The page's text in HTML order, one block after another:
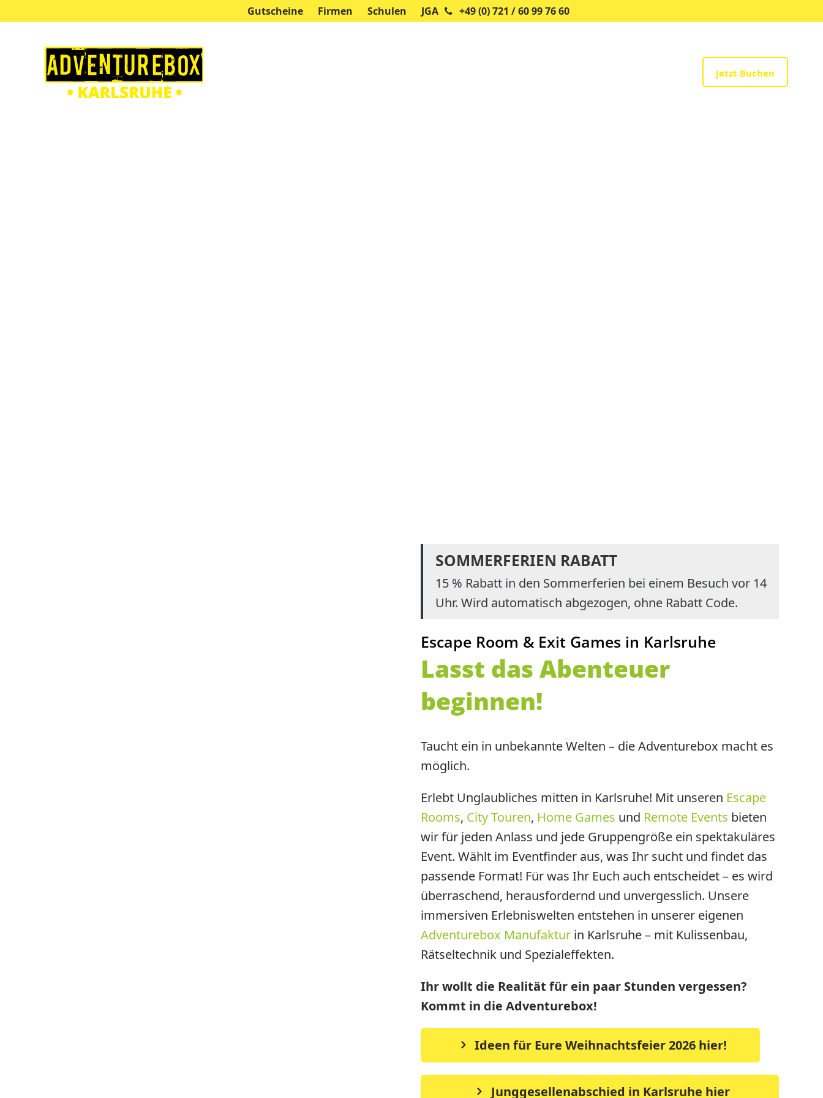
Gutscheine Firmen Schulen JGA +49 (0) 721 / 60 99 76 60
Jetzt Buchen
SOMMERFERIEN RABATT
15 % Rabatt in den Sommerferien bei einem Besuch vor 14
Uhr. Wird automatisch abgezogen, ohne Rabatt Code.
Escape Room & Exit Games in Karlsruhe
Lasst das Abenteuer
beginnen!
Taucht ein in unbekannte Welten – die Adventurebox macht es
möglich.
Erlebt Unglaubliches mitten in Karlsruhe! Mit unseren Escape
Rooms, City Touren, Home Games und Remote Events bieten
wir für jeden Anlass und jede Gruppengröße ein spektakuläres
Event. Wählt im Eventfinder aus, was Ihr sucht und findet das
passende Format! Für was Ihr Euch auch entscheidet – es wird
überraschend, herausfordernd und unvergesslich. Unsere
immersiven Erlebniswelten entstehen in unserer eigenen
Adventurebox Manufaktur in Karlsruhe – mit Kulissenbau,
Rätseltechnik und Spezialeffekten.
Ihr wollt die Realität für ein paar Stunden vergessen?
Kommt in die Adventurebox!
Ideen für Eure Weihnachtsfeier 2026 hier!
Junggesellenabschied in Karlsruhe hier